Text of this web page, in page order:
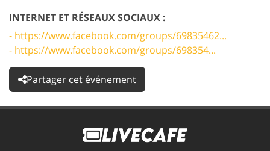
INTERNET ET RÉSEAUX SOCIAUX :
- https://www.facebook.com/groups/69835462...
- https://www.facebook.com/groups/698354...
Partager cet événement